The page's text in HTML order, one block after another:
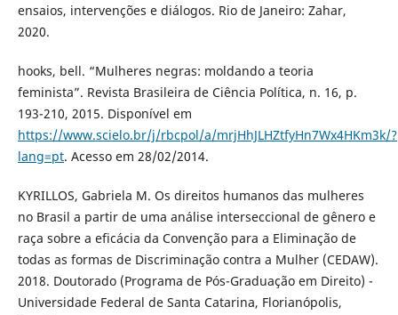
ensaios, intervenções e diálogos. Rio de Janeiro: Zahar,
2020.
hooks, bell. “Mulheres negras: moldando a teoria
feminista”. Revista Brasileira de Ciência Política, n. 16, p.
193-210, 2015. Disponível em
https://www.scielo.br/j/rbcpol/a/mrjHhJLHZtfyHn7Wx4HKm3k/?
lang=pt. Acesso em 28/02/2014.
KYRILLOS, Gabriela M. Os direitos humanos das mulheres
no Brasil a partir de uma análise interseccional de gênero e
raça sobre a eficácia da Convenção para a Eliminação de
todas as formas de Discriminação contra a Mulher (CEDAW).
2018. Doutorado (Programa de Pós-Graduação em Direito) -
Universidade Federal de Santa Catarina, Florianópolis,